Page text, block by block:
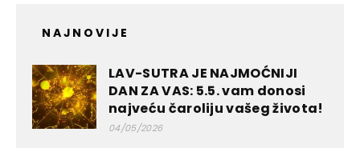
NAJNOVIJE
LAV-SUTRA JE NAJMOĆNIJI
DAN ZA VAS: 5.5. vam donosi
najveću čaroliju vašeg života!
04/05/2026